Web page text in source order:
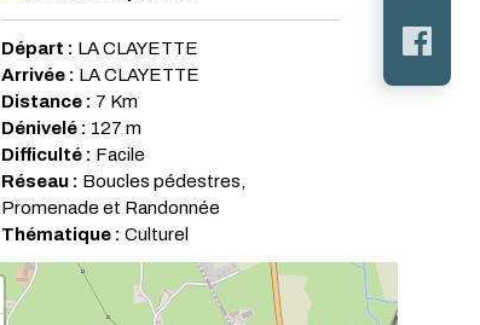
Départ : LA CLAYETTE
Arrivée : LA CLAYETTE
Distance : 7 Km
Dénivelé : 127 m
Difficulté : Facile
Réseau : Boucles pédestres,
Promenade et Randonnée
Thématique : Culturel